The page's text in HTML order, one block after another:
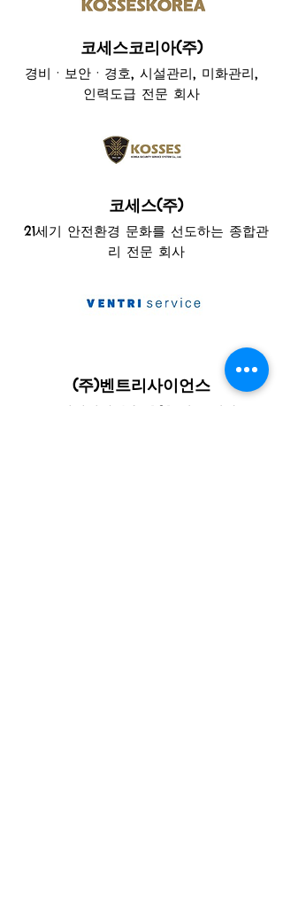
​코세스코리아(주)
경비ㆍ보안ㆍ경호, 시설관리, 미화관리,
인력도급 전문 회사
​코세스(주)
21세기 안전환경 문화를 선도하는 종합관
리 전문 회사
(주)벤트리사이언스
구매대행, MRO , B2B 전문 회사